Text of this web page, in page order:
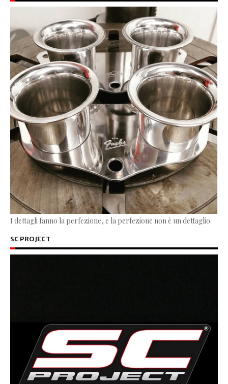
I dettagli fanno la perfezione, e la perfezione non è un dettaglio.
SC PROJECT